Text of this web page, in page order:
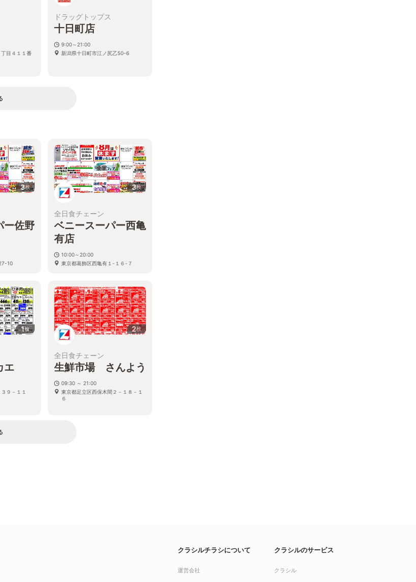
目４１１番
ドラッグトップス
十日町店
9:00～21:00
新潟県十日町市江ノ尻乙50-6
3枚
ー佐野
10
3枚
全日食チェーン
ベニースーパー西亀
有店
10:00～20:00
東京都葛飾区西亀有１-１６-７
1枚
エ
９－１１
2枚
全日食チェーン
生鮮市場 さんよう
09:30 ～ 21:00
東京都足立区西保木間２－１８－１
６
クラシルチラシについて
運営会社
クラシルのサービス
クラシル